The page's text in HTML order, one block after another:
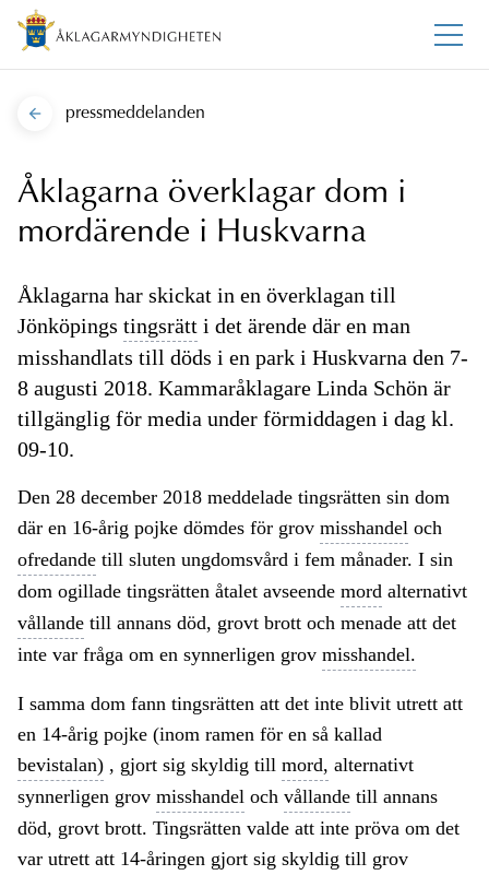
pressmeddelanden
Åklagarna överklagar dom i
mordärende i Huskvarna
Åklagarna har skickat in en överklagan till
Jönköpings tingsrätt i det ärende där en man
misshandlats till döds i en park i Huskvarna den 7-
8 augusti 2018. Kammaråklagare Linda Schön är
tillgänglig för media under förmiddagen i dag kl.
09-10.
Den 28 december 2018 meddelade tingsrätten sin dom
där en 16-årig pojke dömdes för grov misshandel och
ofredande till sluten ungdomsvård i fem månader. I sin
dom ogillade tingsrätten åtalet avseende mord alternativt
vållande till annans död, grovt brott och menade att det
inte var fråga om en synnerligen grov misshandel.
I samma dom fann tingsrätten att det inte blivit utrett att
en 14-årig pojke (inom ramen för en så kallad
bevistalan) , gjort sig skyldig till mord, alternativt
synnerligen grov misshandel och vållande till annans
död, grovt brott. Tingsrätten valde att inte pröva om det
var utrett att 14-åringen gjort sig skyldig till grov